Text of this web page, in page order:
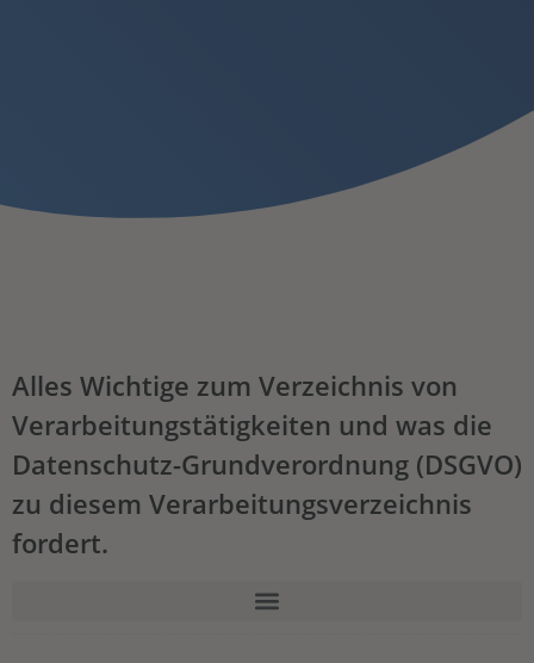
Alles Wichtige zum Verzeichnis von
Verarbeitungstätigkeiten und was die
Datenschutz-Grundverordnung (DSGVO)
zu diesem Verarbeitungsverzeichnis
fordert.